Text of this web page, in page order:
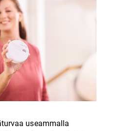
useammalla